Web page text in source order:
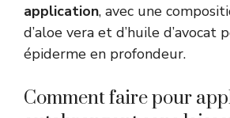
application, avec une
d’aloe vera et d’huile
épiderme en profondeur.
Comment faire pour